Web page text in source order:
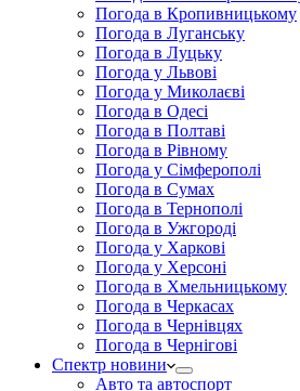
Погода в Кропивницькому
Погода в Луганську
Погода в Луцьку
Погода у Львові
Погода у Миколаєві
Погода в Одесі
Погода в Полтаві
Погода в Рівному
Погода у Сімферополі
Погода в Сумах
Погода в Тернополі
Погода в Ужгороді
Погода у Харкові
Погода у Херсоні
Погода в Хмельницькому
Погода в Черкасах
Погода в Чернівцях
Погода в Чернігові
Спектр новини
Авто та автоспорт